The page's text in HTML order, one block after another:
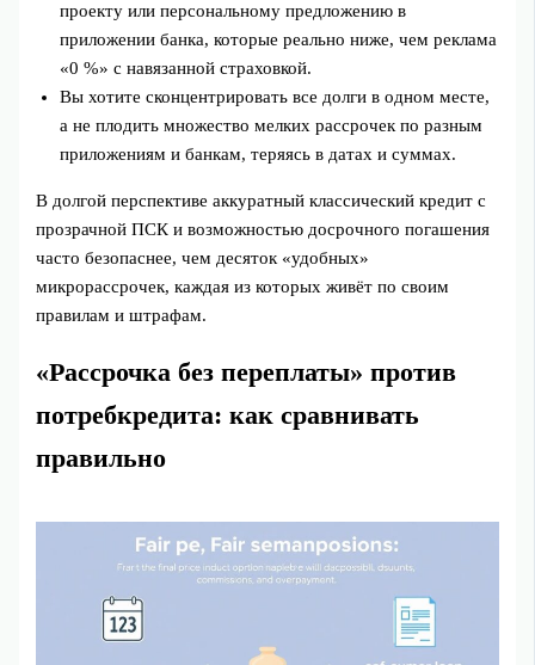
проекту или персональному предложению в
приложении банка, которые реально ниже, чем реклама
«0 %» с навязанной страховкой.
Вы хотите сконцентрировать все долги в одном месте,
а не плодить множество мелких рассрочек по разным
приложениям и банкам, теряясь в датах и суммах.
В долгой перспективе аккуратный классический кредит с
прозрачной ПСК и возможностью досрочного погашения
часто безопаснее, чем десяток «удобных»
микрорассрочек, каждая из которых живёт по своим
правилам и штрафам.
«Рассрочка без переплаты» против
потребкредита: как сравнивать
правильно